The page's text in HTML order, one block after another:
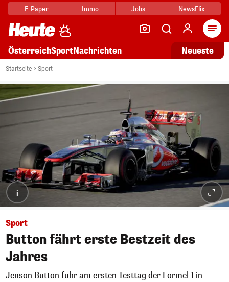
E-Paper Immo Jobs NewsFlix
ÖsterreichSportNachrichten Neueste
Startseite Sport
i
Sport
Button fährt erste Bestzeit des
Jahres
Jenson Button fuhr am ersten Testtag der Formel 1 in